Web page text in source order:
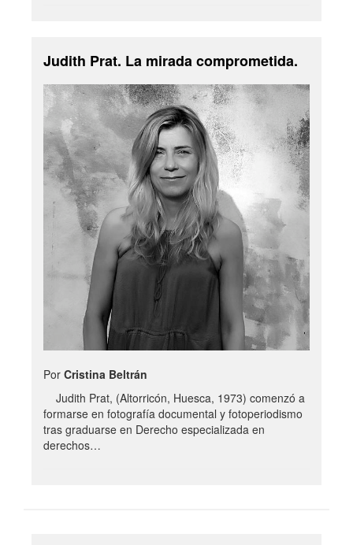
Judith Prat. La mirada comprometida.
Por Cristina Beltrán
Judith Prat, (Altorricón, Huesca, 1973) comenzó a
formarse en fotografía documental y fotoperiodismo
tras graduarse en Derecho especializada en
derechos…